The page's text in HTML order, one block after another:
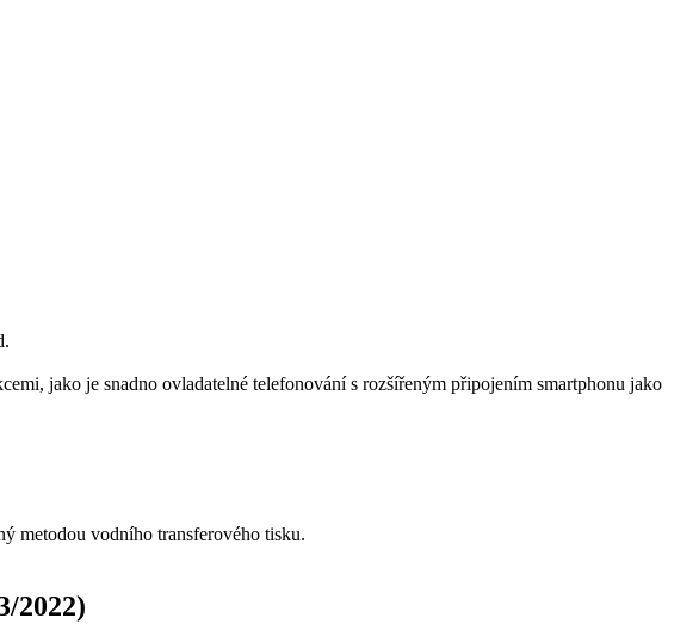
jako je snadno ovladatelné telefonování s rozšířeným připojením smartphonu jako
metodou vodního transferového tisku.
2022)